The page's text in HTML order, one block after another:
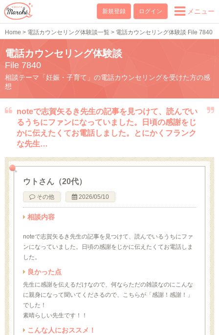
新規登録 ログイン メニュー
Home > 電話カウンセリング体験談一覧 > 電話カウンセリング体験談 File 7840
電話カウンセリング体験談
File 7840
相談テーマ「妊娠・子育て」の電話カウンセリングを受けた方の感
想
noteで志賀矢るき先生の記事を見つけて、読んでい
るうちにファンになっていました。日頃の感謝をじ
かに伝えたくてお電話しました。とにかくフランク
な先生…
ウトさん（20代）
その他 2026/05/10
相談内容
noteで志賀矢るき先生の記事を見つけて、読んでいるうちにファ
ンになっていました。日頃の感謝をじかに伝えたくてお電話しま
した。
良かった点
先生に感謝を伝えるだけなので、何ならただの雑談なのにこんな
に親身になって聞いてくださるので、こちらが「感謝！感謝！」
でした！
素晴らしい先生です！！
こんな人におススメ！